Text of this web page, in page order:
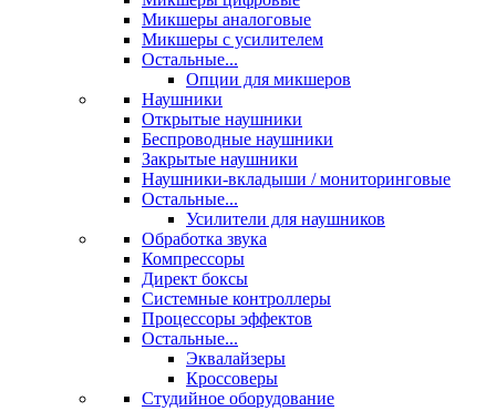
Микшеры аналоговые
Микшеры с усилителем
Остальные...
Опции для микшеров
Наушники
Открытые наушники
Беспроводные наушники
Закрытые наушники
Наушники-вкладыши / мониторинговые
Остальные...
Усилители для наушников
Обработка звука
Компрессоры
Директ боксы
Системные контроллеры
Процессоры эффектов
Остальные...
Эквалайзеры
Кроссоверы
Студийное оборудование